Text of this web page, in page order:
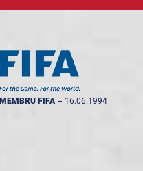
MEMBRU FIFA -- 16.06.1994